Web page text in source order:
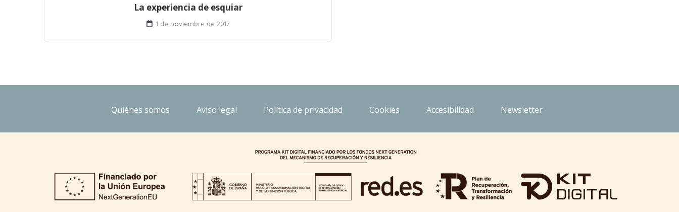
La experiencia de esquiar
1 de noviembre de 2017
Quiénes somos Aviso legal Política de privacidad Cookies Accesibilidad Newsletter